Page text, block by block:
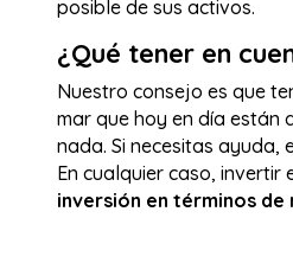
posible de sus activos.
¿Qué tener en
Nuestro consejo es que
mar que hoy en día están
nada. Si necesitas ayuda,
En cualquier caso,
inversión en términos